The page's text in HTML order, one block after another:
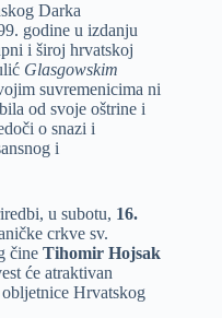
Darka
godine u izdanju
i široj hrvatskoj
Glasgowskim
suvremenicima ni
od svoje oštrine i
o snazi i
i
u subotu, 16.
crkve sv.
čine Tihomir Hojsak
će atraktivan
Hrvatskog